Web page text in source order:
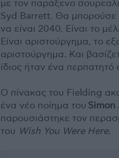
με τον παράξενο
Syd Barrett. Θα μπορούσε
να είναι 2040. Είναι το
Είναι αριστούργημα, το
αριστούργημα. Και
ίδιος ήταν ένα
Ο πίνακας του Fielding
ένα νέο ποίημα του Simon
παρουσιάστηκε τον
του Wish You Were Here.